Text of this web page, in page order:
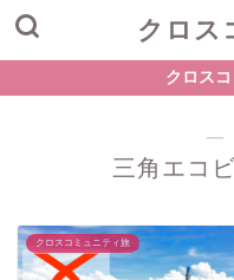
クロス
クロス
―
三角エコ
クロスコミュニティ旅